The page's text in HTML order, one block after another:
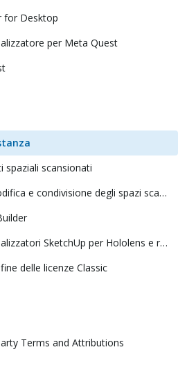
for Desktop
per Meta Quest
spaziali scansionati
Organizzazione, modifica e condivisione degli spazi scansionati
Fine del supporto - Visualizzatori SketchUp per Hololens e realtà virtuale
delle licenze Classic
Terms and Attributions